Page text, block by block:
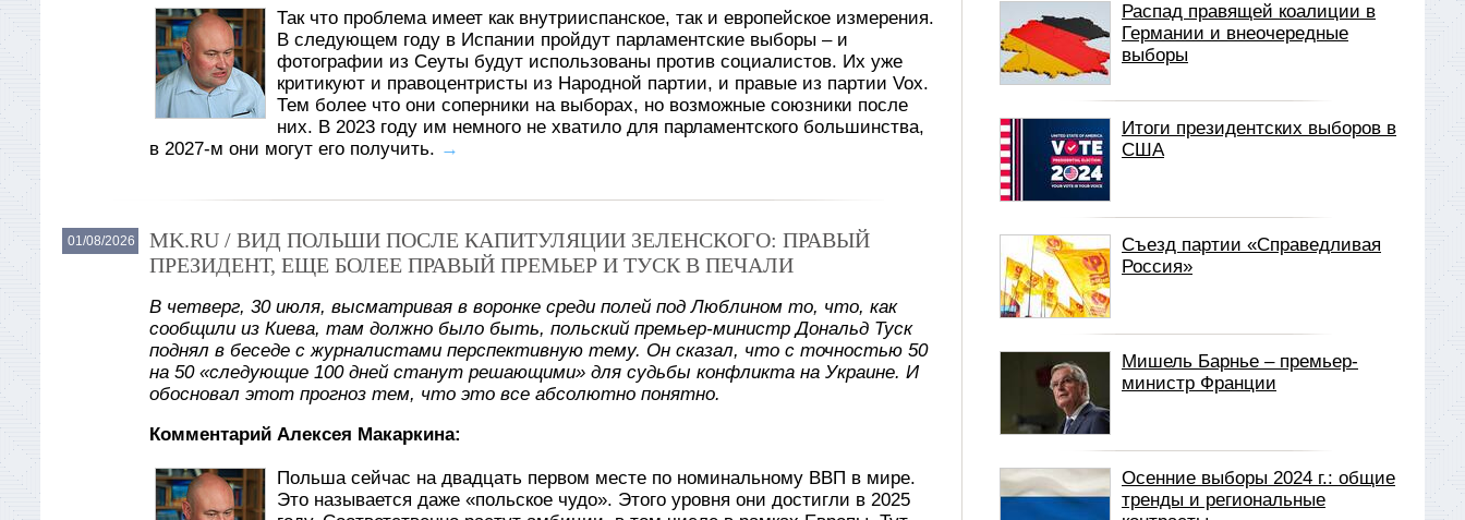
Так что проблема имеет как внутрииспанское, так и европейское измерения.
В следующем году в Испании пройдут парламентские выборы – и
фотографии из Сеуты будут использованы против социалистов. Их уже
критикуют и правоцентристы из Народной партии, и правые из партии Vox.
Тем более что они соперники на выборах, но возможные союзники после
них. В 2023 году им немного не хватило для парламентского большинства,
в 2027-м они могут его получить. →
01/08/2026
MK.RU / ВИД ПОЛЬШИ ПОСЛЕ КАПИТУЛЯЦИИ ЗЕЛЕНСКОГО: ПРАВЫЙ
ПРЕЗИДЕНТ, ЕЩЕ БОЛЕЕ ПРАВЫЙ ПРЕМЬЕР И ТУСК В ПЕЧАЛИ
В четверг, 30 июля, высматривая в воронке среди полей под Люблином то, что, как
сообщили из Киева, там должно было быть, польский премьер-министр Дональд Туск
поднял в беседе с журналистами перспективную тему. Он сказал, что с точностью 50
на 50 «следующие 100 дней станут решающими» для судьбы конфликта на Украине. И
обосновал этот прогноз тем, что это все абсолютно понятно.
Комментарий Алексея Макаркина:
Польша сейчас на двадцать первом месте по номинальному ВВП в мире.
Это называется даже «польское чудо». Этого уровня они достигли в 2025
Распад правящей коалиции в
Германии и внеочередные
выборы
Итоги президентских выборов в
США
Съезд партии «Справедливая
Россия»
Мишель Барнье – премьер-
министр Франции
Осенние выборы 2024 г.: общие
тренды и региональные